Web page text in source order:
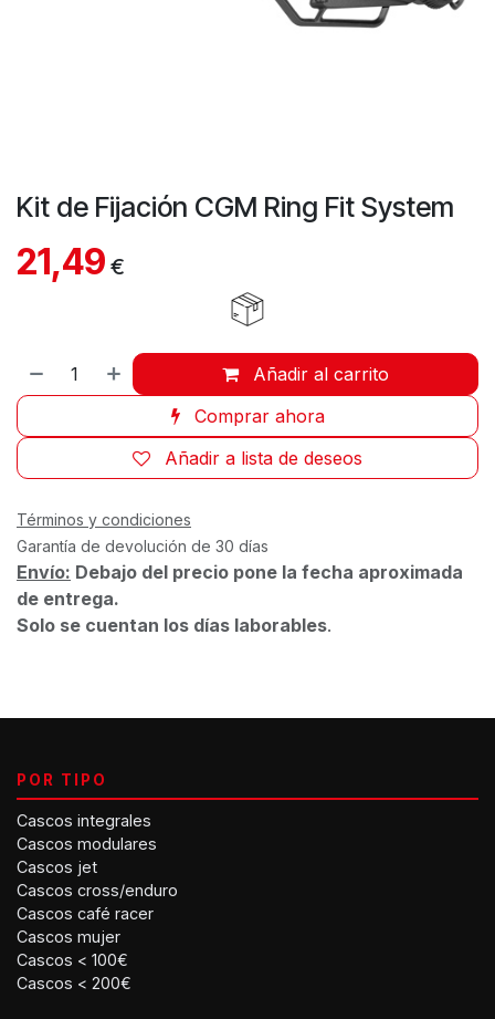
Kit de Fijación CGM Ring Fit System
21,49 €
Añadir al carrito
Comprar ahora
Añadir a lista de deseos
Términos y condiciones
Garantía de devolución de 30 días
Envío: Debajo del precio pone la fecha aproximada
de entrega.
Solo se cuentan los días laborables.
POR TIPO
Cascos integrales
Cascos modulares
Cascos jet
Cascos cross/enduro
Cascos café racer
Cascos mujer
Cascos < 100€
Cascos < 200€